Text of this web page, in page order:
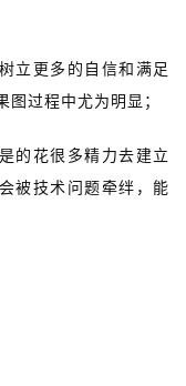
立更多的自信和满足
过程中尤为明显；
的花很多精力去建立
被技术问题牵绊，能